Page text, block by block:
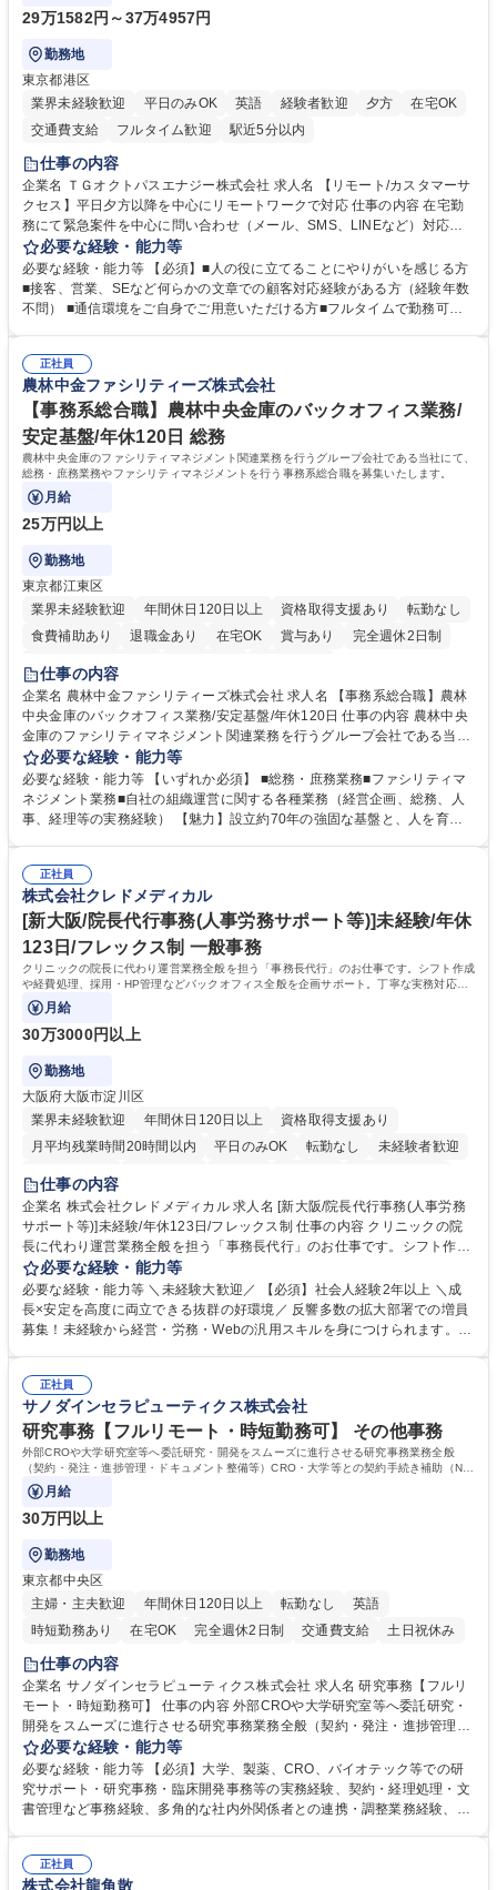
29万1582円～37万4957円
勤務地
東京都港区
業界未経験歓迎
平日のみOK 英語 経験者歓迎 夕方
在宅OK
交通費支給
フルタイム歓迎 駅近5分以内
仕事の内容
企業名 ＴＧオクトパスエナジー株式会社 求人名 【リモート/カスタマーサ
クセス】平日夕方以降を中心にリモートワークで対応 仕事の内容 在宅勤
務にて緊急案件を中心に問い合わせ（メール、SMS、LINEなど）対応、
契約開始手続き処理などを行なっていただきます。カスタマーサクセス
（Digiops：デジオプス）と運用構築の業務となります。 ■お問い合わせ
対応業務全般（システム入力、契約手続き含む） ■デジタルコミュニケー
ションツール（メール、SMS、LINE等）を使用 ■お客様のニーズに応じた
添ってサービス提供できることが魅力 募集職種 【リモート/カスタマーサ
クセス】平日夕方以降を中心にリモートワークで対応
必要な経験・能力等
必要な経験・能力等 【必須】■人の役に立てることにやりがいを感じる方
■接客、営業、SEなど何らかの文章での顧客対応経験がある方（経験年数
不問） ■通信環境をご自身でご用意いただける方■フルタイムで勤務可能
境に貢献したい■改善提案や改善アクション等新しいことに意欲がある方
【英語（語学力）】■翻訳ツールを用い英語でコミュニケーションをとる
ことに抵抗がない方■英語は話せなくても問題はありませんが、英語が話
せますと、よりチャンスが広がります。※日本語がネイティブレベル必須
学歴・資格 学歴：大学院 大学 高専 短大 専修学校 高校 語学力： 資格：
正社員
農林中金ファシリティーズ株式会社
【事務系総合職】農林中央金庫のバックオフィス業務/
安定基盤/年休120日 総務
農林中央金庫のファシリティマネジメント関連業務を行うグループ会社である当社にて、
総務・庶務業務やファシリティマネジメントを行う事務系総合職を募集いたします。
月給
25万円以上
勤務地
東京都江東区
業界未経験歓迎
年間休日120日以上 資格取得支援あり
転勤なし
食費補助あり
退職金あり 在宅OK 賞与あり
完全週休2日制
インセンティブあり
仕事の内容
企業名 農林中金ファシリティーズ株式会社 求人名 【事務系総合職】農林
中央金庫のバックオフィス業務/安定基盤/年休120日 仕事の内容 農林中央
金庫のファシリティマネジメント関連業務を行うグループ会社である当社
にて、総務・庶務業務やファシリティマネジメントを行う事務系総合職を
募集いたします。 ■総務・庶務業務：外部委託先（外注先）や契約書の管
理、総務部門での管理業務、会計管理や決算業務、印刷物等の制作管理等
※親会社である農林中央金庫から受託した総務庶務業務 ■ファシリティマ
関する各種業務（経営企画、総務、人事、経理等） 募集職種 【事務系総
合職】農林中央金庫のバックオフィス業務/安定基盤/年休120日
必要な経験・能力等
必要な経験・能力等 【いずれか必須】 ■総務・庶務業務■ファシリティマ
ネジメント業務■自社の組織運営に関する各種業務（経営企画、総務、人
事、経理等の実務経験） 【魅力】設立約70年の強固な基盤と、人を育て
す。 また、業務がしっかりと基準化されており、中途入社でも質問しやす
く馴染みやすい和やかな社風です。さらに、簿記やファシリティマネジャ
ーなどの資格取得に向けた費用負担や報奨金制度が非常に手厚く、成長で
きる環境です。 学歴・資格 学歴：大学院 大学 高専 短大 語学力： 資格：
日商簿記検定2級
正社員
株式会社クレドメディカル
[新大阪/院長代行事務(人事労務サポート等)]未経験/年休
123日/フレックス制 一般事務
クリニックの院長に代わり運営業務全般を担う「事務長代行」のお仕事です。シフト作成
や経費処理、採用・HP管理などバックオフィス全般を企画サポート。丁寧な実務対応で
現場を支え、専門スキルを構築できます。
月給
30万3000円以上
勤務地
大阪府大阪市淀川区
業界未経験歓迎
年間休日120日以上
資格取得支援あり
月平均残業時間20時間以内
平日のみOK 転勤なし
未経験者歓迎
住宅手当あり
交通費支給
駅近5分以内 土日祝休み 昼食補助あり
仕事の内容
企業名 株式会社クレドメディカル 求人名 [新大阪/院長代行事務(人事労務
サポート等)]未経験/年休123日/フレックス制 仕事の内容 クリニックの院
長に代わり運営業務全般を担う「事務長代行」のお仕事です。シフト作成
や経費処理、採用・HP管理などバックオフィス全般を企画サポート。丁
寧な実務対応で現場を支え、専門スキルを構築できます。 当社の開業医支
援のコンサルタントと連携し、開業後クリニックのバックオフィス全般を
担当します。 ＼具体的には／ ■スタッフのシフト作成、日々の経費処理 ■
です。基本は社内勤務でクリニック訪問はほとんどありません。 募集職種
[新大阪/院長代行事務(人事労務サポート等)]未経験/年休123日/フレックス
制
必要な経験・能力等
必要な経験・能力等 ＼未経験大歓迎／ 【必須】社会人経験2年以上 ＼成
長×安定を高度に両立できる抜群の好環境／ 反響多数の拡大部署での増員
募集！未経験から経営・労務・Webの汎用スキルを身につけられます。初
すさも抜群。転勤なしの新大阪本社勤務で、安定した事業基盤のもと腰を
据えて長期的キャリアを構築できます。 学歴・資格 学歴：大学院 大学 語
学力： 資格：
正社員
サノダインセラピューティクス株式会社
研究事務【フルリモート・時短勤務可】 その他事務
外部CROや大学研究室等へ委託研究・開発をスムーズに進行させる研究事務業務全般
（契約・発注・進捗管理・ドキュメント整備等）CRO・大学等との契約手続き補助（ND
A・委託・共同研究契約等の進行・記録管理）
月給
30万円以上
勤務地
東京都中央区
主婦・主夫歓迎
年間休日120日以上 転勤なし
英語
時短勤務あり
在宅OK 完全週休2日制 交通費支給 土日祝休み
仕事の内容
企業名 サノダインセラピューティクス株式会社 求人名 研究事務【フルリ
モート・時短勤務可】 仕事の内容 外部CROや大学研究室等へ委託研究・
開発をスムーズに進行させる研究事務業務全般（契約・発注・進捗管理・
ドキュメント整備等）CRO・大学等との契約手続き補助（NDA・委託・
共同研究契約等の進行・記録管理） ■見積取得、発注、検収、請求処理等
の事務手続き ■委託先との定例会議の調整・アジェンダ準備・議事録作成
■研究報告書、試験関連資料、SOP等の整備・版管理・保管 ■研究開発の
他研究開発に関わる総務・庶務 募集職種 研究事務【フルリモート・時短
勤務可】
必要な経験・能力等
必要な経験・能力等 【必須】大学、製薬、CRO、バイオテック等での研
究サポート・研究事務・臨床開発事務等の実務経験、契約・経理処理・文
書管理など事務経験、多角的な社内外関係者との連携・調整業務経験、基
ル対応力 【働き方について】フルリモートやハイブリッド勤務、時短勤務
正社員
株式会社龍角散